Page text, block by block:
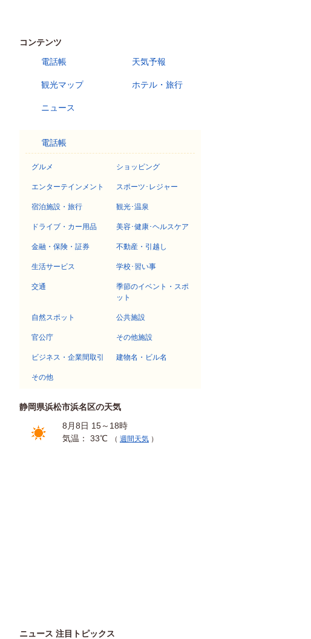
コンテンツ
電話帳
天気予報
観光マップ ホテル・旅行
ニュース
電話帳
グルメ ショッピング
エンターテインメント スポーツ･レジャー
宿泊施設・旅行 観光･温泉
ドライブ・カー用品 美容･健康･ヘルスケア
金融・保険・証券 不動産・引越し
生活サービス 学校･習い事
交通
季節のイベント・スポ
ット
自然スポット 公共施設
官公庁 その他施設
ビジネス・企業間取引 建物名・ビル名
その他
静岡県浜松市浜名区の天気
8月8日 15～18時
気温： 33℃
（ 週間天気 ）
ニュース 注目トピックス